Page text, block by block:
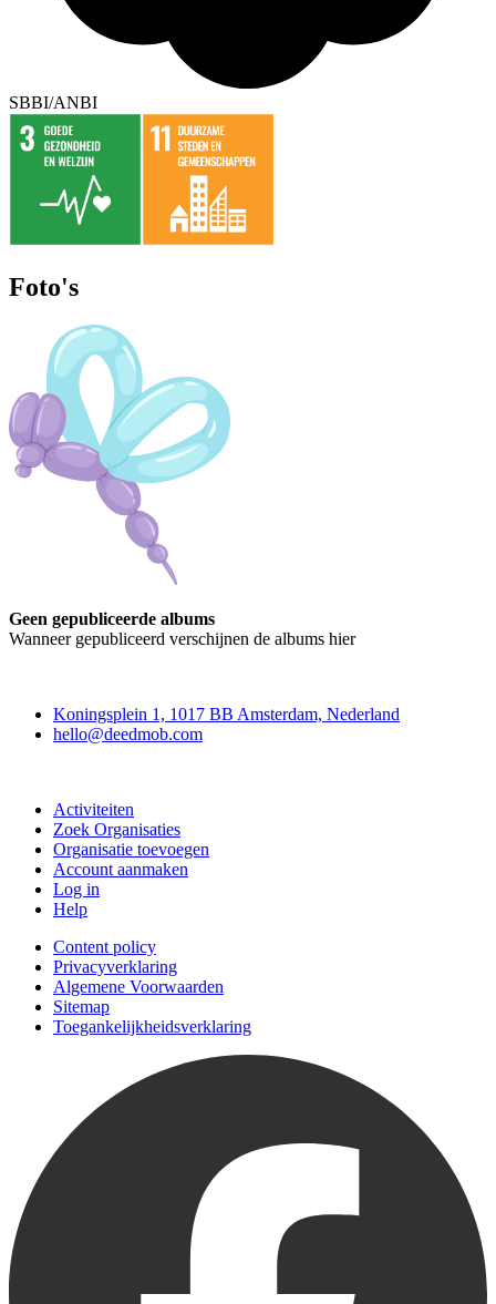
SBBI/ANBI
Foto's
Geen gepubliceerde albums
Wanneer gepubliceerd verschijnen de albums hier
Koningsplein 1, 1017 BB Amsterdam, Nederland
hello@deedmob.com
Activiteiten
Zoek Organisaties
Organisatie toevoegen
Account aanmaken
Log in
Help
Content policy
Privacyverklaring
Algemene Voorwaarden
Sitemap
Toegankelijkheidsverklaring